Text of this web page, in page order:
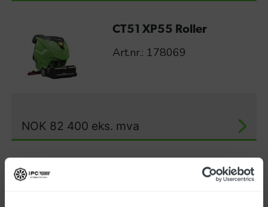
CT51 XP55 Roller
Art.nr.: 178069
NOK 82 400 eks. mva